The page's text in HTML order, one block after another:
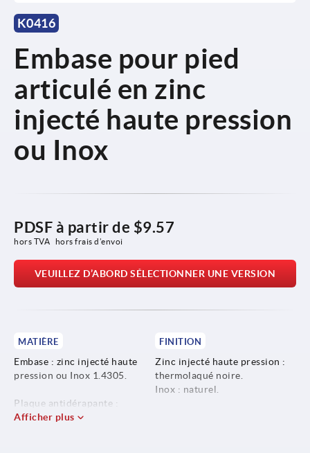
K0416
Embase pour pied
articulé en zinc
injecté haute pression
ou Inox
PDSF à partir de $9.57
hors TVA hors frais d’envoi
VEUILLEZ D’ABORD SÉLECTIONNER UNE VERSION
MATIÈRE
Embase : zinc injecté haute
pression ou Inox 1.4305.
Plaque antidérapante :
caoutchouc.
FINITION
Zinc injecté haute pression :
thermolaqué noire.
Inox : naturel.
Afficher plus